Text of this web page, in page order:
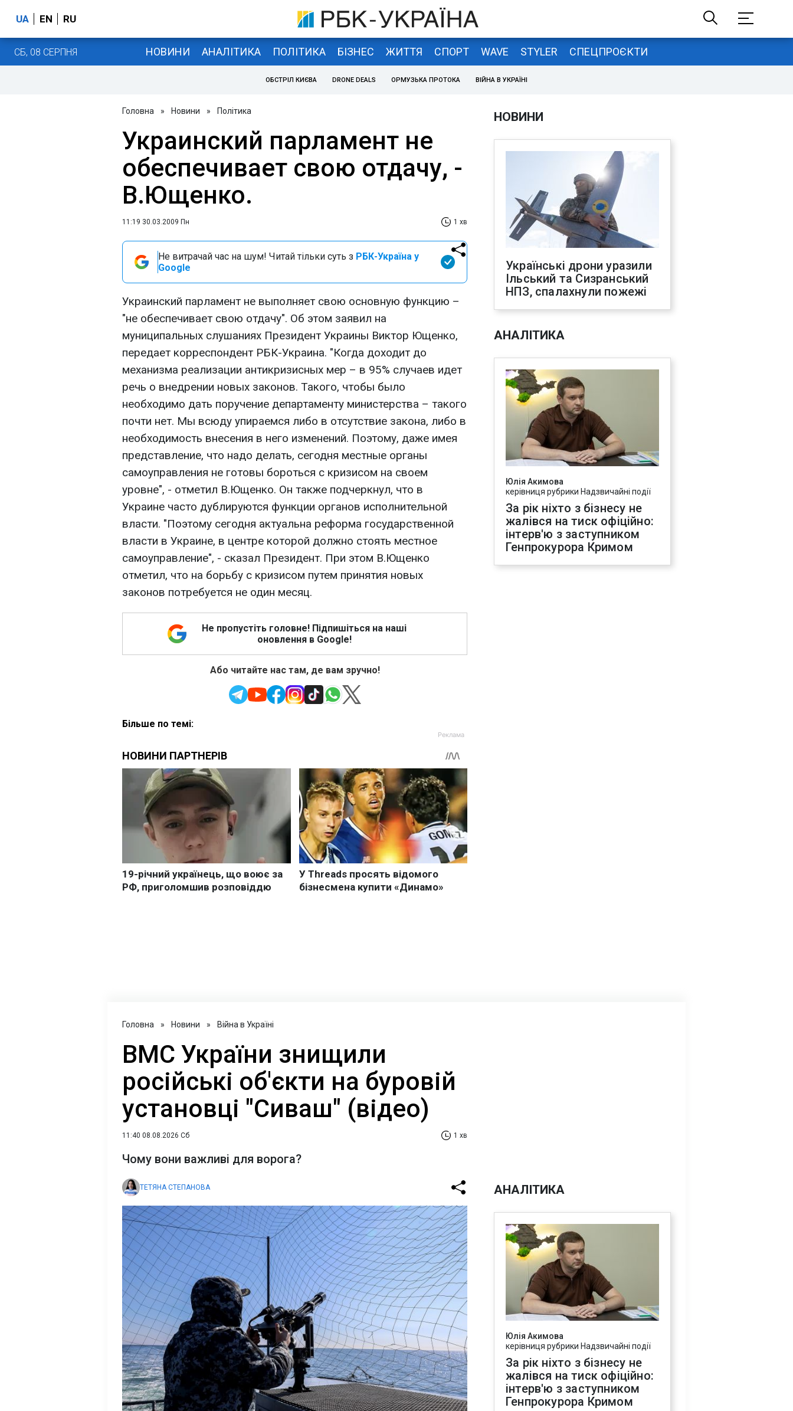
UA EN RU
СБ, 08 СЕРПНЯ НОВИНИ АНАЛІТИКА ПОЛІТИКА БІЗНЕС ЖИТТЯ СПОРТ WAVE STYLER СПЕЦПРОЄКТИ
ОБСТРІЛ КИЄВА DRONE DEALS ОРМУЗЬКА ПРОТОКА ВІЙНА В УКРАЇНІ
Головна » Новини » Політика
Украинский парламент не
обеспечивает свою отдачу, -
В.Ющенко.
11:19 30.03.2009 Пн 1 хв
Не витрачай час на шум! Читай тільки суть з РБК-Україна у
Google
Украинский парламент не выполняет свою основную функцию –
"не обеспечивает свою отдачу". Об этом заявил на
муниципальных слушаниях Президент Украины Виктор Ющенко,
передает корреспондент РБК-Украина. "Когда доходит до
механизма реализации антикризисных мер – в 95% случаев идет
речь о внедрении новых законов. Такого, чтобы было
необходимо дать поручение департаменту министерства – такого
почти нет. Мы всюду упираемся либо в отсутствие закона, либо в
необходимость внесения в него изменений. Поэтому, даже имея
представление, что надо делать, сегодня местные органы
самоуправления не готовы бороться с кризисом на своем
уровне", - отметил В.Ющенко. Он также подчеркнул, что в
Украине часто дублируются функции органов исполнительной
власти. "Поэтому сегодня актуальна реформа государственной
власти в Украине, в центре которой должно стоять местное
самоуправление", - сказал Президент. При этом В.Ющенко
отметил, что на борьбу с кризисом путем принятия новых
законов потребуется не один месяц.
Не пропустіть головне! Підпишіться на наші
оновлення в Google!
Або читайте нас там, де вам зручно!
Більше по темі:
НОВИНИ
Українські дрони уразили
Ільський та Сизранський
НПЗ, спалахнули пожежі
АНАЛІТИКА
Юлія Акимова
керівниця рубрики Надзвичайні події
За рік ніхто з бізнесу не
жалівся на тиск офіційно:
інтерв'ю з заступником
Генпрокурора Кримом
Головна » Новини » Війна в Україні
ВМС України знищили
російські об'єкти на буровій
установці "Сиваш" (відео)
11:40 08.08.2026 Сб 1 хв
Чому вони важливі для ворога?
ТЕТЯНА СТЕПАНОВА АНАЛІТИКА
Юлія Акимова
керівниця рубрики Надзвичайні події
За рік ніхто з бізнесу не
жалівся на тиск офіційно:
інтерв'ю з заступником
Генпрокурора Кримом